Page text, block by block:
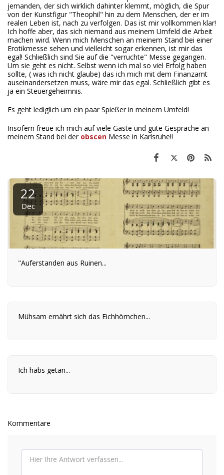
jemanden, der sich wirklich dahinter klemmt, möglich, die Spur
von der Kunstfigur "Theophil" hin zu dem Menschen, der er im
realen Leben ist, nach zu verfolgen. Das ist mir vollkommen klar!
Ich hoffe aber, das sich niemand aus meinem Umfeld die Arbeit
machen wird. Wenn mich Menschen an meinem Stand bei einer
Erotikmesse sehen und vielleicht sogar erkennen, ist mir das
egal! Schließlich sind Sie auf die "verruchte" Messe gegangen.
Um sie geht es nicht. Selbst wenn ich mal so viel Erfolg haben
sollte, ( was ich nicht glaube) das ich mich mit dem Finanzamt
auseinandersetzen muss, wäre mir das egal. Schließlich gibt es
ja ein Steuergeheimnis.
Es geht lediglich um ein paar Spießer in meinem Umfeld!
Insofern freue ich mich auf viele Gäste und gute Gespräche an
meinem Stand bei der obscen Messe in Karlsruhe!!
22
Dec
"Auferstanden aus Ruinen...
Mühsam ernährt sich das Eichhörnchen...
Ich habs getan...
Kommentare